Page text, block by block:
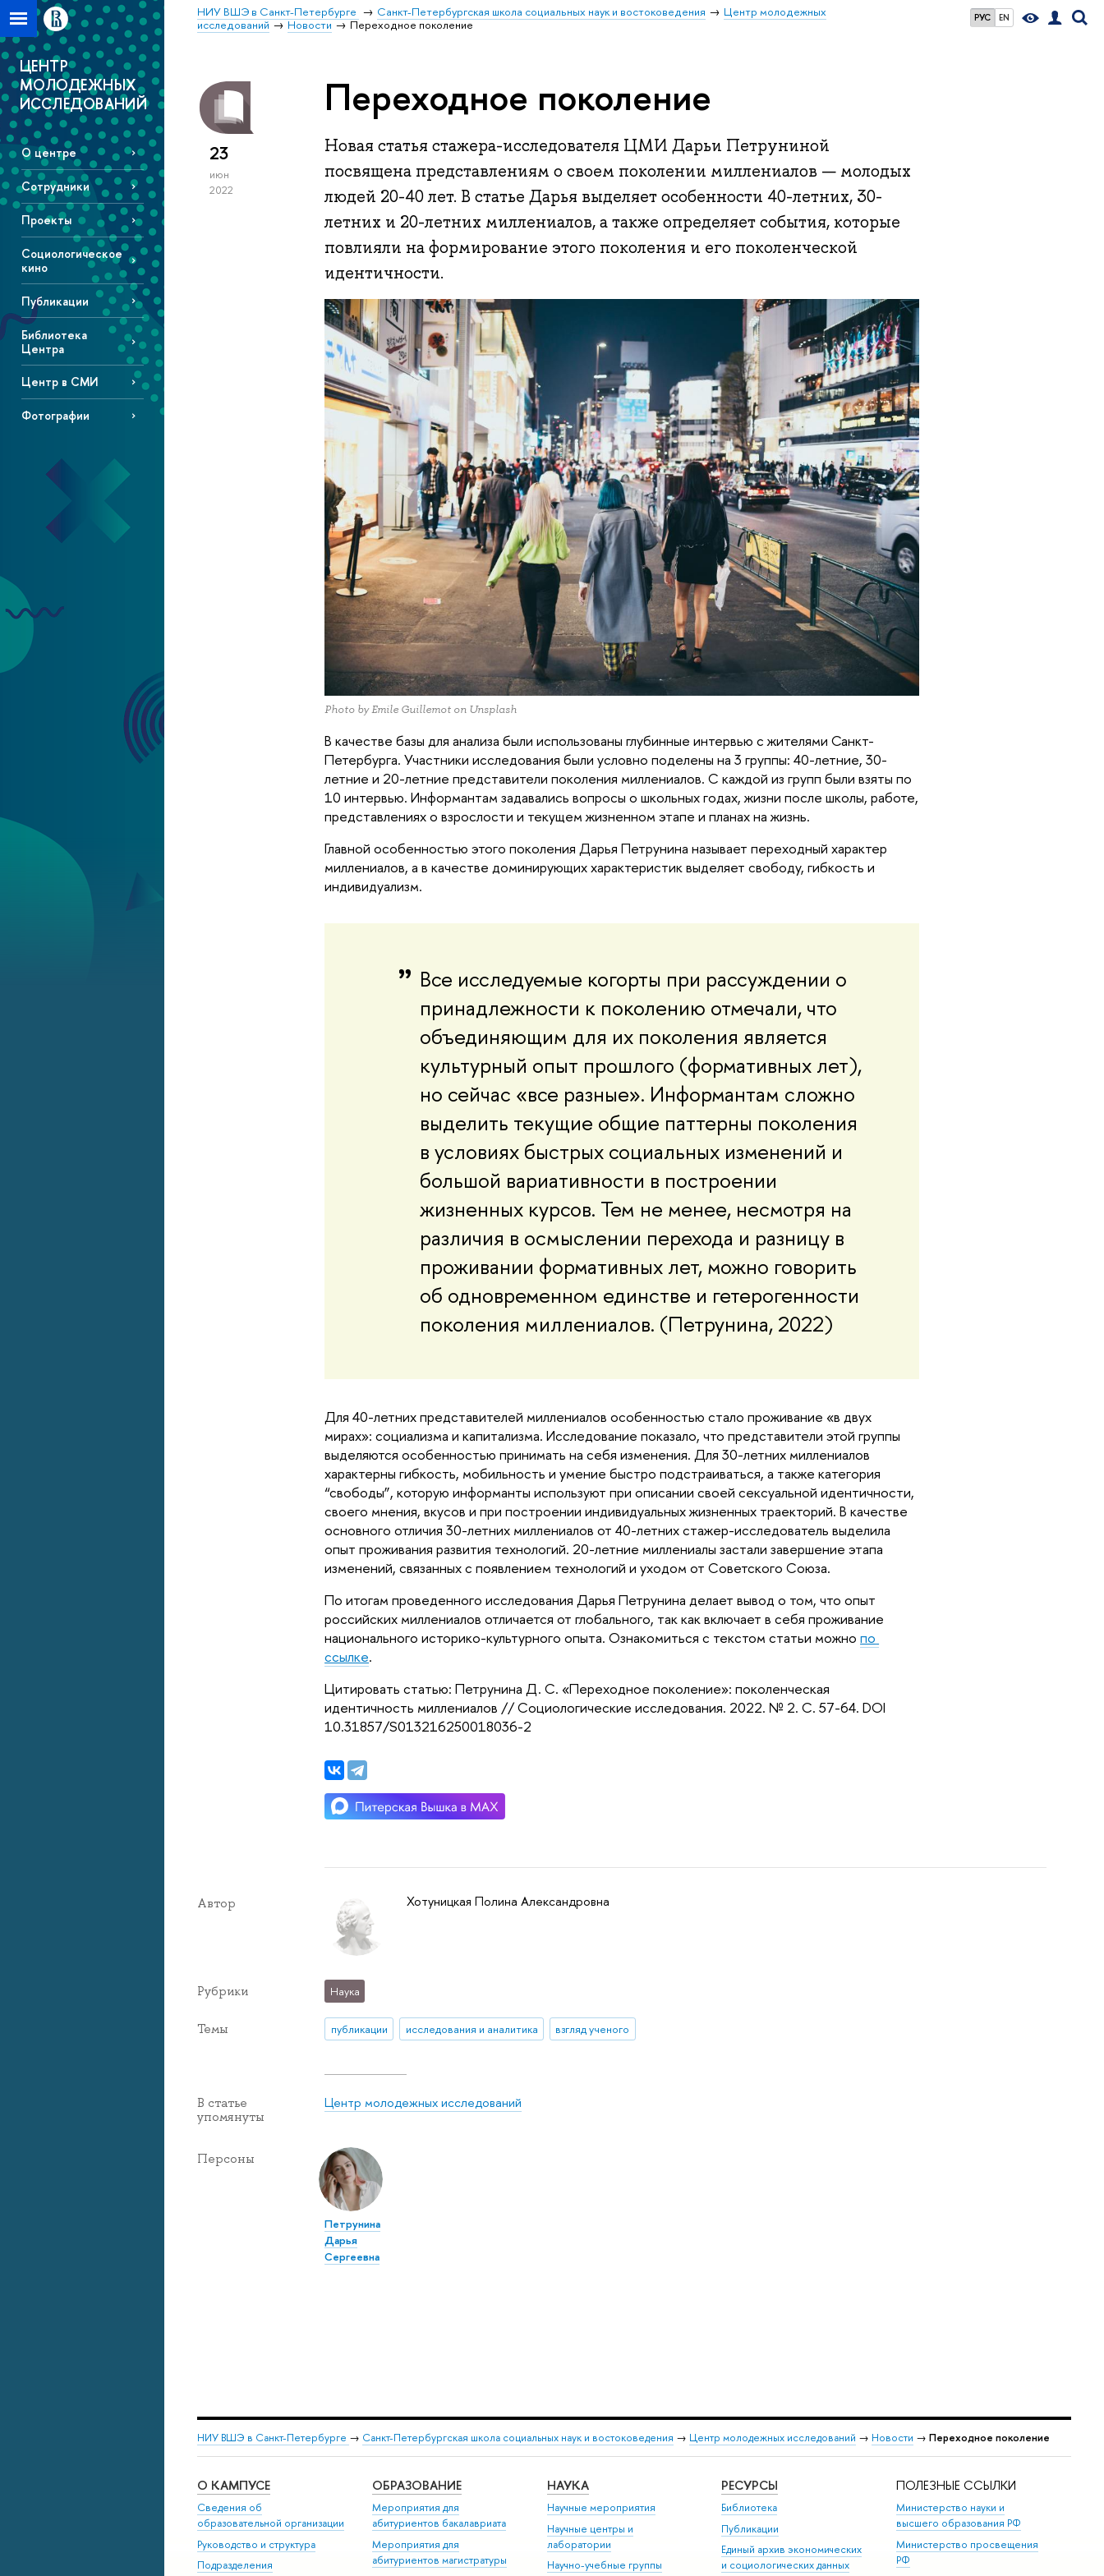
РУС EN
НИУ ВШЭ в Санкт-Петербурге Санкт-Петербургская школа социальных наук и востоковедения
Центр молодежных
исследований
Новости Переходное поколение
ЦЕНТР
МОЛОДЕЖНЫХ
ИССЛЕДОВАНИЙ
О центре
Сотрудники
Проекты
Социологическое
кино
Публикации
Библиотека
Центра
Центр в СМИ
Фотографии
23
июн
2022
Переходное поколение
Новая статья стажера-исследователя ЦМИ Дарьи Петруниной
посвящена представлениям о своем поколении миллениалов — молодых
людей 20-40 лет. В статье Дарья выделяет особенности 40-летних, 30-
летних и 20-летних миллениалов, а также определяет события, которые
повлияли на формирование этого поколения и его поколенческой
идентичности.
Photo by Emile Guillemot on Unsplash
В качестве базы для анализа были использованы глубинные интервью с жителями Санкт-
Петербурга. Участники исследования были условно поделены на 3 группы: 40-летние, 30-
летние и 20-летние представители поколения миллениалов. С каждой из групп были взяты по
10 интервью. Информантам задавались вопросы о школьных годах, жизни после школы, работе,
представлениях о взрослости и текущем жизненном этапе и планах на жизнь.
Главной особенностью этого поколения Дарья Петрунина называет переходный характер
миллениалов, а в качестве доминирующих характеристик выделяет свободу, гибкость и
индивидуализм.
Все исследуемые когорты при рассуждении о
принадлежности к поколению отмечали, что
объединяющим для их поколения является
культурный опыт прошлого (формативных лет),
но сейчас «все разные». Информантам сложно
выделить текущие общие паттерны поколения
в условиях быстрых социальных изменений и
большой вариативности в построении
жизненных курсов. Тем не менее, несмотря на
различия в осмыслении перехода и разницу в
проживании формативных лет, можно говорить
об одновременном единстве и гетерогенности
поколения миллениалов. (Петрунина, 2022)
Для 40-летних представителей миллениалов особенностью стало проживание «в двух
мирах»: социализма и капитализма. Исследование показало, что представители этой группы
выделяются особенностью принимать на себя изменения. Для 30-летних миллениалов
характерны гибкость, мобильность и умение быстро подстраиваться, а также категория
“свободы”, которую информанты используют при описании своей сексуальной идентичности,
своего мнения, вкусов и при построении индивидуальных жизненных траекторий. В качестве
основного отличия 30-летних миллениалов от 40-летних стажер-исследователь выделила
опыт проживания развития технологий. 20-летние миллениалы застали завершение этапа
изменений, связанных с появлением технологий и уходом от Советского Союза.
По итогам проведенного исследования Дарья Петрунина делает вывод о том, что опыт
российских миллениалов отличается от глобального, так как включает в себя проживание
национального историко-культурного опыта. Ознакомиться с текстом статьи можно по
ссылке.
Цитировать статью: Петрунина Д. С. «Переходное поколение»: поколенческая
идентичность миллениалов // Социологические исследования. 2022. № 2. С. 57-64. DOI
10.31857/S013216250018036-2
Автор Хотуницкая Полина Александровна
Рубрики Наука
Темы публикации исследования и аналитика взгляд ученого
В статье
упомянуты
Центр молодежных исследований
Персоны
Петрунина
Дарья
Сергеевна
НИУ ВШЭ в Санкт-Петербурге → Санкт-Петербургская школа социальных наук и востоковедения → Центр молодежных исследований → Новости → Переходное поколение
О КАМПУСЕ
Сведения об
образовательной организации
Руководство и структура
Подразделения
ОБРАЗОВАНИЕ
Мероприятия для
абитуриентов бакалавриата
Мероприятия для
абитуриентов магистратуры
НАУКА
Научные мероприятия
Научные центры и
лаборатории
Научно-учебные группы
РЕСУРСЫ
Библиотека
Публикации
Единый архив экономических
и социологических данных
ПОЛЕЗНЫЕ ССЫЛКИ
Министерство науки и
высшего образования РФ
Министерство просвещения
РФ